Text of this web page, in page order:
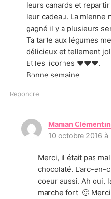
leurs canards et
leur cadeau. La mienne
gagné il y a plusieurs
Ta tarte aux légumes
délicieux et tellement
Et les licornes ❤️❤️❤️.
Bonne semaine
Répondre
Maman
10 octobre 2016 à
Merci, il était pas
chocolaté. L'arc-en-
coeur aussi. Ah oui,
marche fort. 🙂